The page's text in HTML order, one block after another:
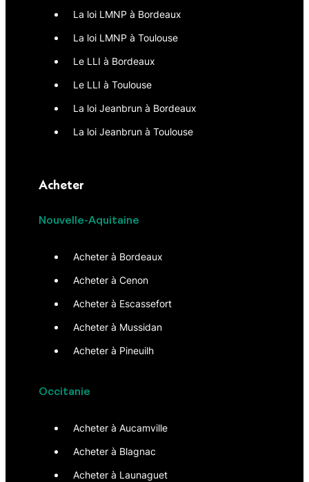
La loi LMNP à Bordeaux
La loi LMNP à Toulouse
Le LLI à Bordeaux
Le LLI à Toulouse
La loi Jeanbrun à Bordeaux
La loi Jeanbrun à Toulouse
Acheter
Nouvelle-Aquitaine
Acheter à Bordeaux
Acheter à Cenon
Acheter à Escassefort
Acheter à Mussidan
Acheter à Pineuilh
Occitanie
Acheter à Aucamville
Acheter à Blagnac
Acheter à Launaguet